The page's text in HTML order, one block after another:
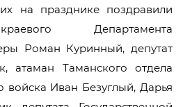
на празднике поздравили
Департамента
Роман Куринный, депутат
атаман Таманского отдела
войска Иван Безуглый, Дарья